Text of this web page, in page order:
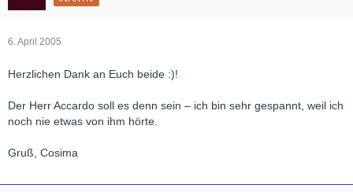
6. April 2005
Herzlichen Dank an Euch beide :)!
Der Herr Accardo soll es denn sein – ich bin sehr gespannt, weil ich
noch nie etwas von ihm hörte.
Gruß, Cosima